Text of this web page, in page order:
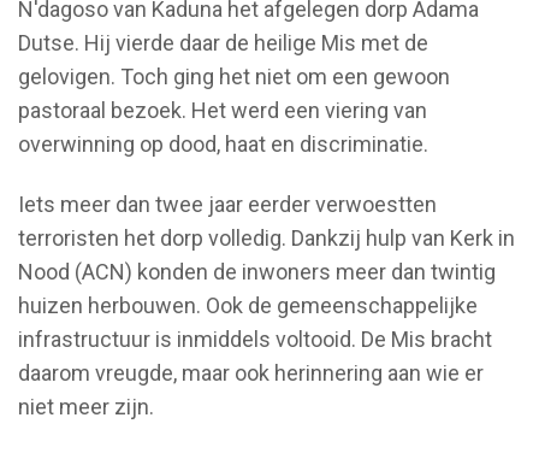
N'dagoso van Kaduna het afgelegen dorp Adama
Dutse. Hij vierde daar de heilige Mis met de
gelovigen. Toch ging het niet om een gewoon
pastoraal bezoek. Het werd een viering van
overwinning op dood, haat en discriminatie.
Iets meer dan twee jaar eerder verwoestten
terroristen het dorp volledig. Dankzij hulp van Kerk in
Nood (ACN) konden de inwoners meer dan twintig
huizen herbouwen. Ook de gemeenschappelijke
infrastructuur is inmiddels voltooid. De Mis bracht
daarom vreugde, maar ook herinnering aan wie er
niet meer zijn.